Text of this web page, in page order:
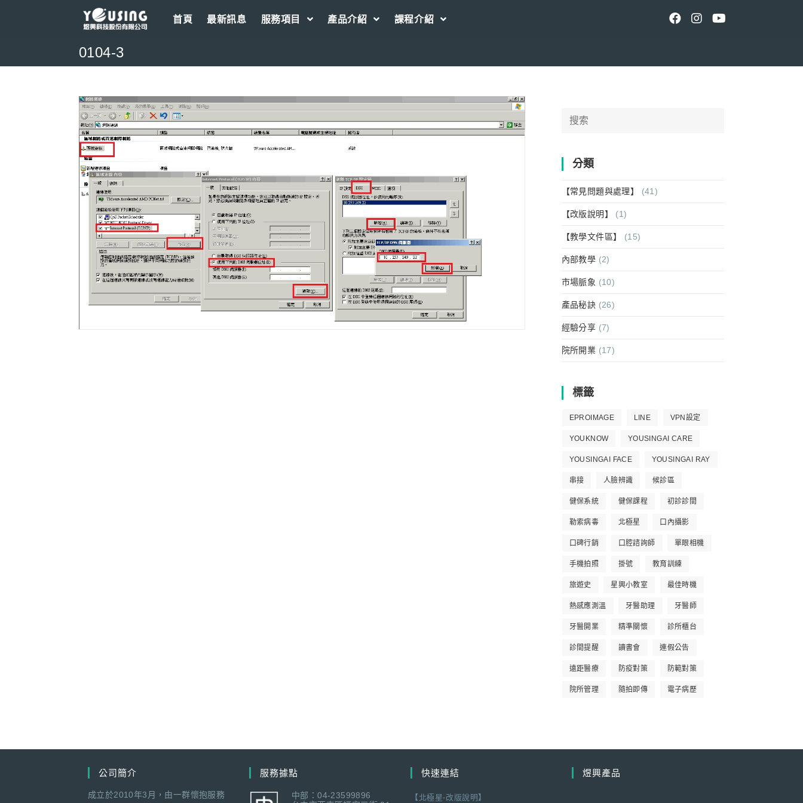
首頁 最新訊息 服務項目 產品介紹 課程介紹
0104-3
Search
分類
【常見問題與處理】 (41)
【改版說明】 (1)
【教學文件區】 (15)
內部教學 (2)
市場脈象 (10)
產品秘訣 (26)
經驗分享 (7)
院所開業 (17)
標籤
EPROIMAGE LINE VPN設定
YOUKNOW YOUSINGAI CARE
YOUSINGAI FACE YOUSINGAI RAY
串接 人臉辨識 候診區
健保系統 健保課程 初診診間
勒索病毒 北極星 口內攝影
口碑行銷 口腔諮詢師 單眼相機
手機拍照 掛號 教育訓練
旅遊史 星興小教室 最佳時機
熱感應測溫 牙醫助理 牙醫師
牙醫開業 精準關懷 診所櫃台
診間提醒 讀書會 連假公告
遠距醫療 防疫對策 防範對策
院所管理 隨拍即傳 電子病歷
公司簡介
成立於2010年3月，由一群懷抱服務
服務據點
中部：04-23599896
快速連結
【北極星-改版說明】
煜興產品